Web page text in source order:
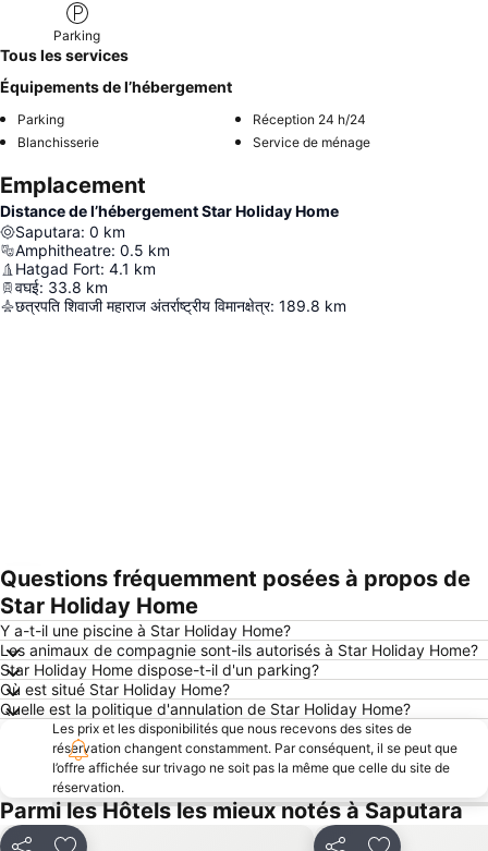
Parking
Tous les services
Équipements de l’hébergement
Parking
Réception 24 h/24
Blanchisserie
Service de ménage
Emplacement
Distance de l’hébergement Star Holiday Home
Saputara: 0 km
Amphitheatre: 0.5 km
Hatgad Fort: 4.1 km
वघई: 33.8 km
छत्रपति शिवाजी महाराज अंतर्राष्ट्रीय विमानक्षेत्र: 189.8 km
Agrandir la carte
Questions fréquemment posées à propos de
Star Holiday Home
Y a-t-il une piscine à Star Holiday Home?
Les animaux de compagnie sont-ils autorisés à Star Holiday Home?
Star Holiday Home dispose-t-il d'un parking?
Où est situé Star Holiday Home?
Quelle est la politique d'annulation de Star Holiday Home?
Les prix et les disponibilités que nous recevons des sites de
réservation changent constamment. Par conséquent, il se peut que
l’offre affichée sur trivago ne soit pas la même que celle du site de
réservation.
Parmi les Hôtels les mieux notés à Saputara